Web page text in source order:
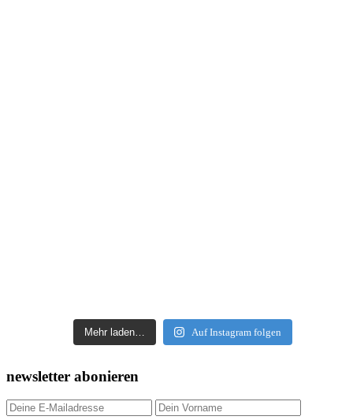
Mehr laden… Auf Instagram folgen
newsletter abonieren